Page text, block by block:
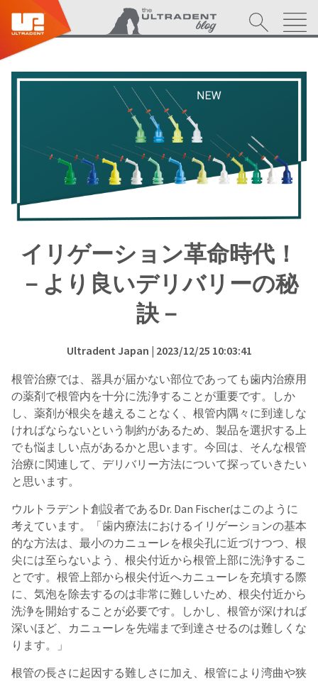
イリゲーション革命時代！
－より良いデリバリーの秘
訣－
Ultradent Japan | 2023/12/25 10:03:41
根管治療では、器具が届かない部位であっても歯内治療用
の薬剤で根管内を十分に洗浄することが重要です。しか
し、薬剤が根尖を越えることなく、根管内隅々に到達しな
ければならないという制約があるため、製品を選択する上
でも悩ましい点があるかと思います。今回は、そんな根管
治療に関連して、デリバリー方法について探っていきたい
と思います。
ウルトラデント創設者であるDr. Dan Fischerはこのように
考えています。「歯内療法におけるイリゲーションの基本
的な方法は、最小のカニューレを根尖孔に近づけつつ、根
尖には至らないよう、根尖付近から根管上部に洗浄するこ
とです。根管上部から根尖付近へカニューレを充填する際
に、気泡を除去するのは非常に難しいため、根尖付近から
洗浄を開始することが必要です。しかし、根管が深ければ
深いほど、カニューレを先端まで到達させるのは難しくな
ります。」
根管の長さに起因する難しさに加え、根管により湾曲や狭